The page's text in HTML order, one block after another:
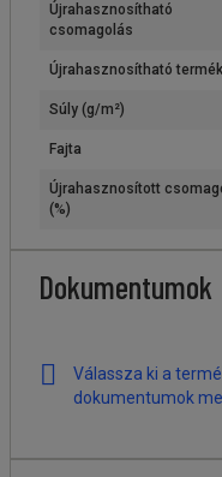
Újrahasznosítható
csomagolás
Újrahasznosítható termék
Súly (g/m²)
Fajta
Újrahasznosított
(%)
Dokumentumok
Válassza ki a
dokumentumok